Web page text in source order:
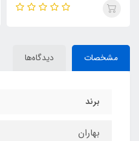
مشخصات دیدگاه‌ها
برند
بهاران